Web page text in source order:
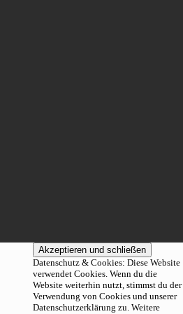
Datenschutz & Cookies: Diese Website
verwendet Cookies. Wenn du die
Website weiterhin nutzt, stimmst du der
Verwendung von Cookies und unserer
Datenschutzerklärung zu. Weitere